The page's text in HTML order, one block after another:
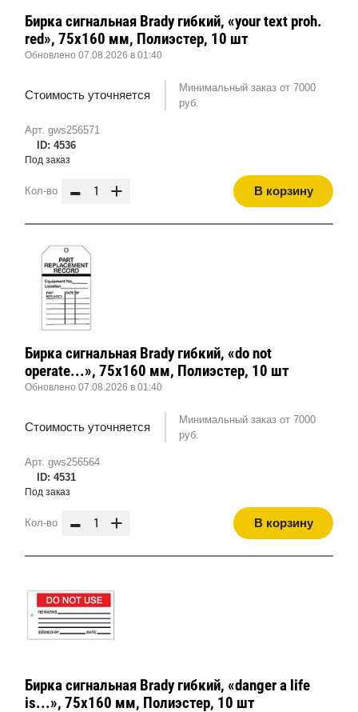
Арт. gws256571
ID: 4536
Бирка сигнальная Brady гибкий, «your text proh.
red», 75x160 мм, Полиэстер, 10 шт
Обновлено 07.08.2026 в 01:40
Стоимость уточняется
Минимальный заказ от 7000
руб.
Под заказ
Кол-во - + В корзину
Арт. gws256564
ID: 4531
Бирка сигнальная Brady гибкий, «do not
operate...», 75x160 мм, Полиэстер, 10 шт
Обновлено 07.08.2026 в 01:40
Стоимость уточняется
Минимальный заказ от 7000
руб.
Под заказ
Кол-во - + В корзину
Бирка сигнальная Brady гибкий, «danger a life
is...», 75x160 мм, Полиэстер, 10 шт